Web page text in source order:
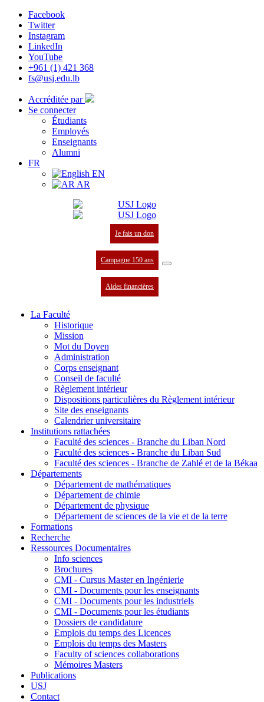
Facebook
Twitter
Instagram
LinkedIn
YouTube
+961 (1) 421 368
fs@usj.edu.lb
Accréditée par
Se connecter
Étudiants
Employés
Enseignants
Alumni
FR
EN
AR
Je fais un don
Campagne 150 ans
Aides financières
La Faculté
Historique
Mission
Mot du Doyen
Administration
Corps enseignant
Conseil de faculté
Règlement intérieur
Dispositions particulières du Règlement intérieur
Site des enseignants
Calendrier universitaire
Institutions rattachées
Faculté des sciences - Branche du Liban Nord
Faculté des sciences - Branche du Liban Sud
Faculté des sciences - Branche de Zahlé et de la Békaa
Départements
Département de mathématiques
Département de chimie
Département de physique
Département de sciences de la vie et de la terre
Formations
Recherche
Ressources Documentaires
Info sciences
Brochures
CMI - Cursus Master en Ingénierie
CMI - Documents pour les enseignants
CMI - Documents pour les industriels
CMI - Documents pour les étudiants
Dossiers de candidature
Emplois du temps des Licences
Emplois du temps des Masters
Faculty of sciences collaborations
Mémoires Masters
Publications
USJ
Contact